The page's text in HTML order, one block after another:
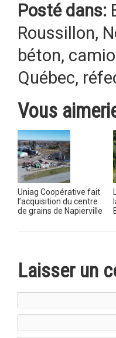
Posté dans:
Roussillon,
béton,
Québec,
Vous
Uniag Coopérative fait
l’acquisition du centre
de grains de Napierville
Laisser un